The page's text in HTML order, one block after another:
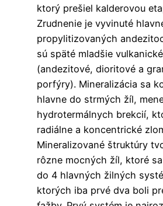
ktorý prešiel kalderovou
Zrudnenie je vyvinuté
propylitizovaných
sú späté mladšie
(andezitové, dioritové a
porfýry). Mineralizácia sa
hlavne do strmých žíl,
hydrotermálnych brekcií,
radiálne a koncentrické
Mineralizované štruktúry
rôzne mocných žíl, ktoré
do 4 hlavných žilných
ktorých iba prvé dva boli